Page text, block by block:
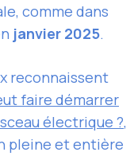
comme dans
janvier 2025.
reconnaissent
faire démarrer
électrique ?,
pleine et entière